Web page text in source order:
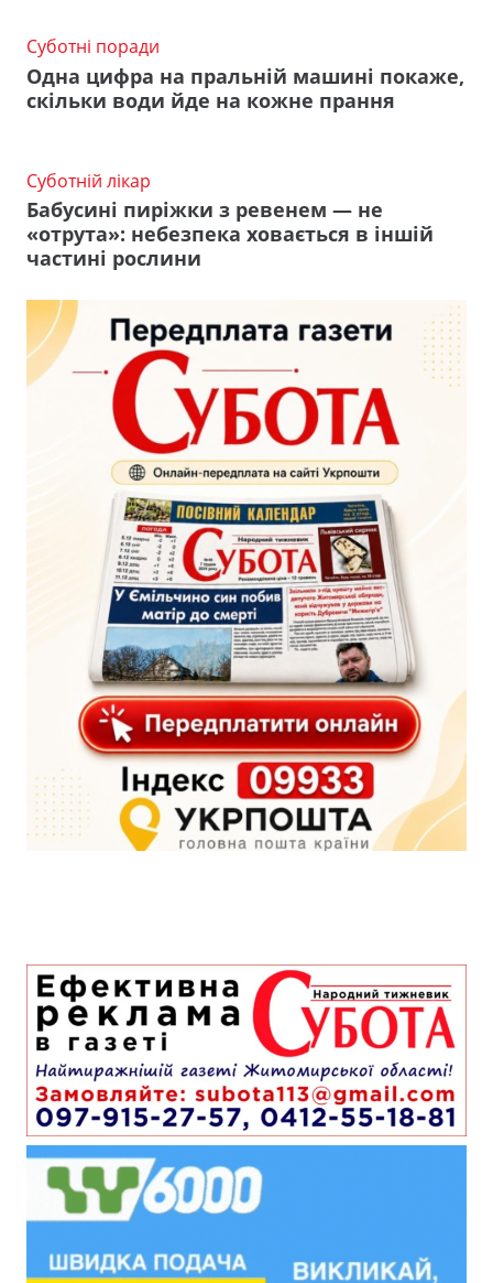
Суботні поради
Одна цифра на пральній машині покаже,
скільки води йде на кожне прання
Суботній лікар
Бабусині пиріжки з ревенем — не
«отрута»: небезпека ховається в іншій
частині рослини